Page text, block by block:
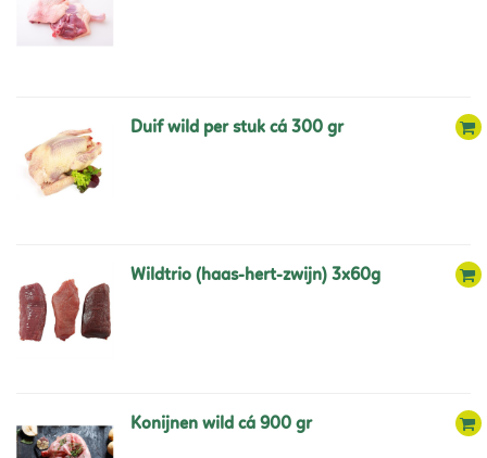
duif wild per stuk cá 300 gr
wildtrio (haas-hert-zwijn) 3x60g
konijnen wild cá 900 gr